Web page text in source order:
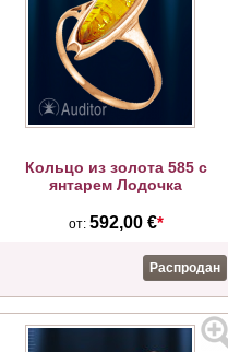
Кольцо из золота 585 с
янтарем Лодочка
от: 592,00 €*
Распродан